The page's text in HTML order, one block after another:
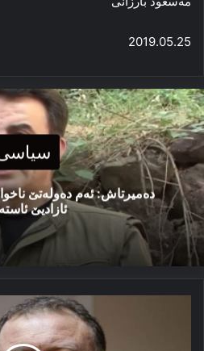
2019.05.25
دەمیرتاش: ئەم دەولەتێ
ئازادیێ
ئەڤ